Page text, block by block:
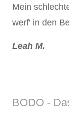
Mein
werf' in den
Leah M.
BODO -